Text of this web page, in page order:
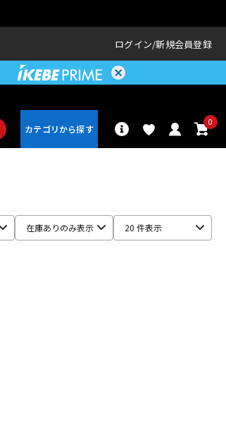
ログイン 新規会員登録
0
在庫ありのみ表示 20 件表示